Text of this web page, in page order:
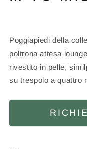
Poggiapiedi della
poltrona attesa
rivestito in pelle,
su trespolo a quattro